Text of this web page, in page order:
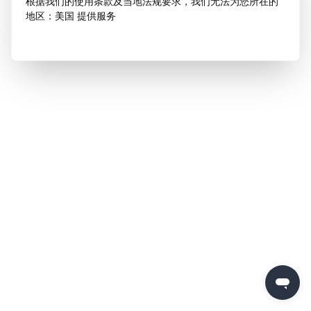
地区：美国 提供服务